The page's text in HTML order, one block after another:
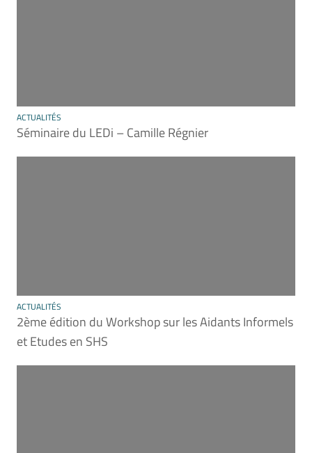
ACTUALITÉS
Séminaire du LEDi – Camille Régnier
ACTUALITÉS
2ème édition du Workshop sur les Aidants Informels
et Etudes en SHS